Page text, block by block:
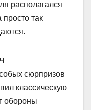
располагался
так
сюрпризов
классическую
обороны